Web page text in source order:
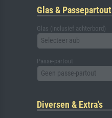
Glas & Passepartout
Glas (inclusief achterbord)
Selecteer aub
Passe-partout
Geen passe-partout
Diversen & Extra's